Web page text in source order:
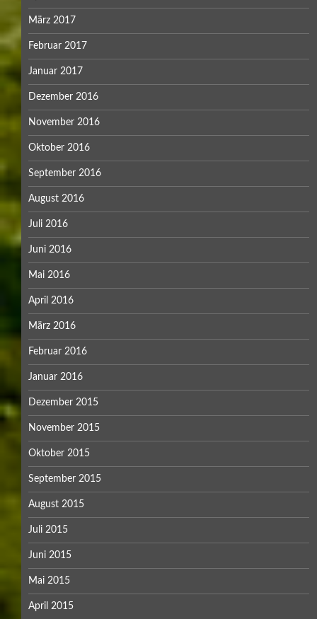
März 2017
Februar 2017
Januar 2017
Dezember 2016
November 2016
Oktober 2016
September 2016
August 2016
Juli 2016
Juni 2016
Mai 2016
April 2016
März 2016
Februar 2016
Januar 2016
Dezember 2015
November 2015
Oktober 2015
September 2015
August 2015
Juli 2015
Juni 2015
Mai 2015
April 2015